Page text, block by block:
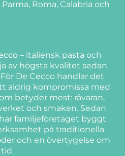
Roma, Calabria och
– italiensk pasta och
av högsta kvalitet sedan
För De Cecco handlar det
aldrig kompromissa med
betyder mest: råvaran,
och smaken. Sedan
familjeföretaget byggt
på traditionella
och en övertygelse om